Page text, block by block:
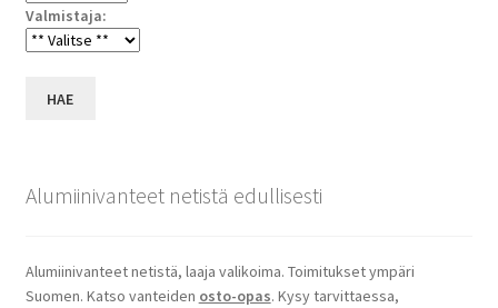
Valmistaja:
HAE
Alumiinivanteet netistä edullisesti
Alumiinivanteet netistä, laaja valikoima. Toimitukset ympäri
Suomen. Katso vanteiden osto-opas. Kysy tarvittaessa,